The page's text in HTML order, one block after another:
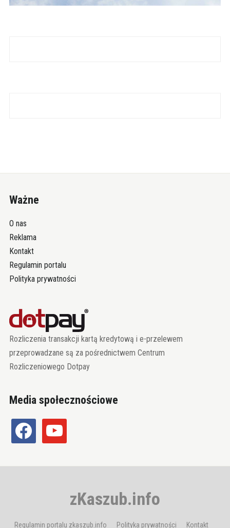
Ważne
O nas
Reklama
Kontakt
Regulamin portalu
Polityka prywatności
Rozliczenia transakcji kartą kredytową i e-przelewem
przeprowadzane są za pośrednictwem Centrum
Rozliczeniowego Dotpay
Media społecznościowe
facebook youtube
zKaszub.info
Regulamin portalu zkaszub.info Polityka prywatności Kontakt